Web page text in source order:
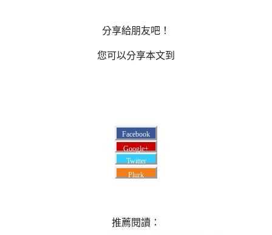
分享給朋友吧！
您可以分享本文到
Facebook
Google+
Twitter
Plurk
推薦閱讀：